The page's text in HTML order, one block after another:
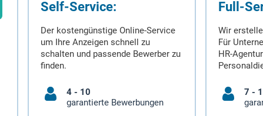
Self-Service:
Der kostengünstige Online-Service
um Ihre Anzeigen schnell zu
schalten und passende Bewerber zu
finden.
4 - 10
garantierte Bewerbungen
Full-
Wir
Für
HR-
7 -